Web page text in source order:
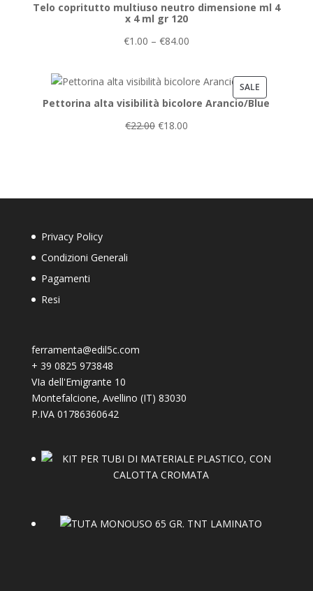
SALE
Telo copritutto multiuso neutro dimensione ml 4
x 4 ml gr 120
€1.00 – €84.00
SALE
ON
Pettorina alta visibilità bicolore Arancio/Blue
€22.00 €18.00
Privacy Policy
Condizioni Generali
Pagamenti
Resi
ferramenta@edil5c.com
+ 39 0825 973848
VIa dell'Emigrante 10
Montefalcione, Avellino (IT) 83030
P.IVA 01786360642